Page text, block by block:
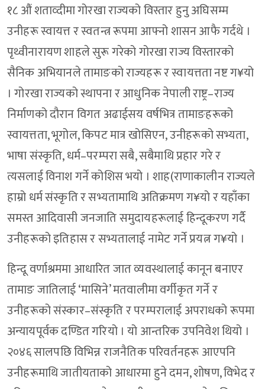
१८ औं शताव्दीमा गोरखा राज्यको विस्तार हुनु अघिसम्म
उनीहरू स्वायत्त र स्वतन्त्र रूपमा आफ्नो शासन आफै गर्दथे ।
पृथ्वीनारायण शाहले सुरू गरेको गोरखा राज्य विस्तारको
सैनिक अभियानले तामाङको राज्यहरू र स्वायत्तता नष्ट ग¥यो
। गोरखा राज्यको स्थापना र आधुनिक नेपाली राष्ट्र–राज्य
निर्माणको दौरान विगत अढाईसय वर्षभित्र तामाङहरूको
स्वायत्तता, भूगोल, किपट मात्र खोसिएन, उनीहरूको सभ्यता,
भाषा संस्कृति, धर्म–परम्परा सबै, सबैमाथि प्रहार गरे र
त्यसलाई विनाश गर्ने कोशिस भयो । शाह(राणाकालीन राज्यले
हाम्रो धर्म संस्कृति र सभ्यतामाथि अतिक्रमण ग¥यो र यहाँका
समस्त आदिवासी जनजाति समुदायहरूलाई हिन्दूकरण गर्दै
उनीहरूको इतिहास र सभ्यतालाई नामेट गर्ने प्रयत्न ग¥यो ।
हिन्दू वर्णाश्रममा आधारित जात व्यवस्थालाई कानून बनाएर
तामाङ जातिलाई ‘मासिने’ मतवालीमा वर्गीकृत गर्ने र
उनीहरूको संस्कार–संस्कृति र परम्परालाई अपराधको रूपमा
अन्यायपूर्वक दण्डित गरियो । यो आन्तरिक उपनिवेश थियो ।
२०४६ सालपछि विभिन्न राजनैतिक परिवर्तनहरू आएपनि
उनीहरूमाथि जातीयताको आधारमा हुने दमन, शोषण, विभेद र